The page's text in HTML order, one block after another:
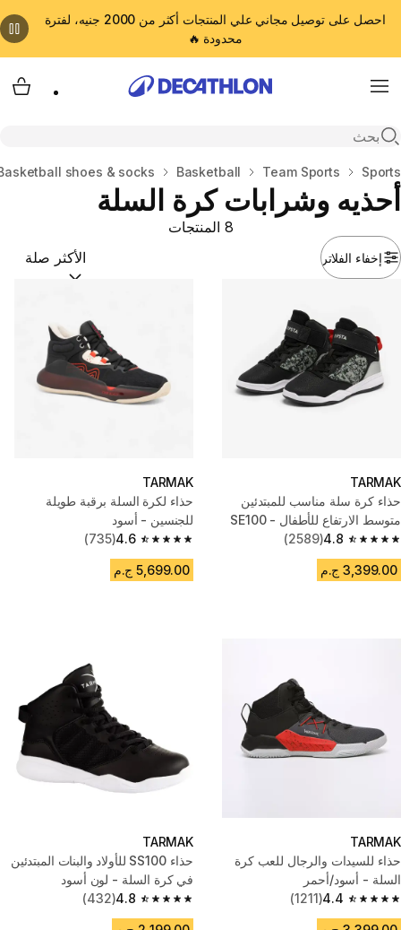
احصل على توصيل مجاني علي المنتجات أكثر من 2000 جنيه، لفترة
محدودة 🔥
Menu
Open search
المنزل
Sports
Team Sports
Basketball
shoes & socks
أحذيه وشرابات كرة السلة
إخفاء الفلاتر
8 المنتجات
ترتيب حسب:
TARMAK
حذاء كرة سلة مناسب للمبتدئين
متوسط الارتفاع للأطفال - SE100
كامو/ أسود 4.8
4.8 out of 5 stars from 2589 reviews
(2589)
3,399.00 ج.م
TARMAK
حذاء لكرة السلة برقبة طويلة
للجنسين - أسود
4.6
4.6 out of 5 stars from 735 reviews
(735)
5,699.00 ج.م
TARMAK
حذاء للسيدات والرجال للعب كرة
السلة - أسود/أحمر
4.4
4.4 out of 5 stars from 1211 reviews
(1211)
TARMAK
حذاء SS100 للأولاد والبنات المبتدئين
في كرة السلة - لون أسود
4.8
4.8 out of 5 stars from 432 reviews
(432)